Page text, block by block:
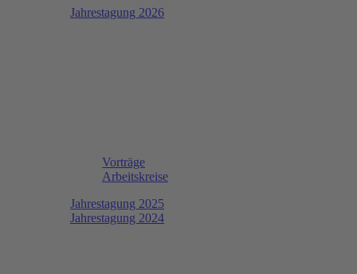
Jahrestagung 2026
Vorträge
Arbeitskreise
Jahrestagung 2025
Jahrestagung 2024